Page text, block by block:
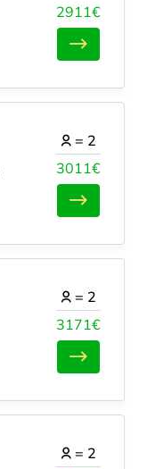
2911€
3011€
= 2
3171€
= 2
= 2